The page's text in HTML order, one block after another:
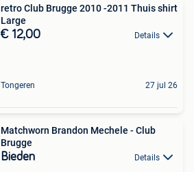
retro Club Brugge 2010 -2011 Thuis shirt
Large
€ 12,00 Details
Tongeren 27 jul 26
Matchworn Brandon Mechele - Club
Brugge
Bieden Details